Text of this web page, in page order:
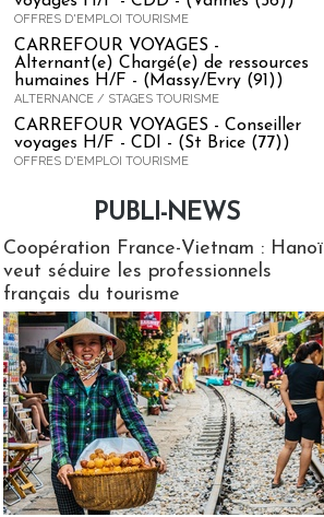
OFFRES D'EMPLOI TOURISME
CARREFOUR VOYAGES -
Alternant(e) Chargé(e) de ressources
humaines H/F - (Massy/Evry (91))
ALTERNANCE / STAGES TOURISME
CARREFOUR VOYAGES - Conseiller
voyages H/F - CDI - (St Brice (77))
OFFRES D'EMPLOI TOURISME
PUBLI-NEWS
Coopération France-Vietnam : Hanoï
veut séduire les professionnels
français du tourisme